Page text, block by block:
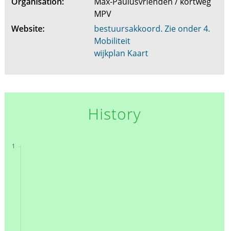
MPV
Website:
bestuursakkoord. Zie onder 4.
Mobiliteit
wijkplan Kaart
History